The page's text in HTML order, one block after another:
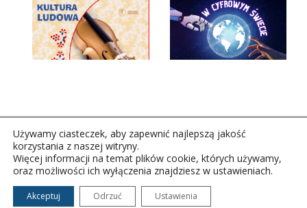
Copyright © 2026Polskie Radio Rzeszów S.A. w likwidacj.
Wszelkie prawa zastrzeżone.
Używamy ciasteczek, aby zapewnić najlepszą jakość
korzystania z naszej witryny.
Więcej informacji na temat plików cookie, których używamy,
oraz możliwości ich wyłączenia znajdziesz w ustawieniach.
Akceptuj Odrzuć Ustawienia